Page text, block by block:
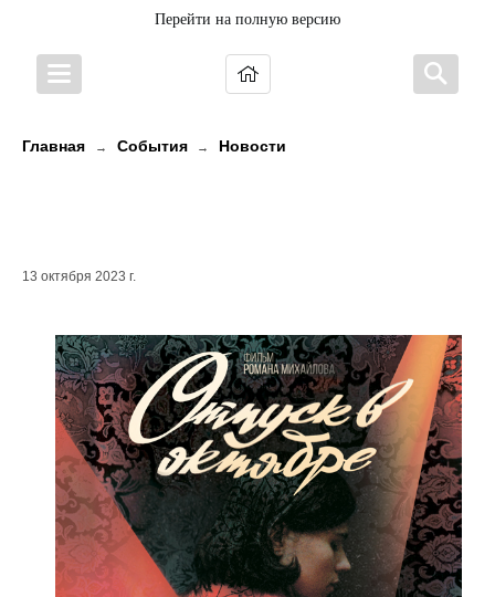
Перейти на полную версию
Главная → События → Новости
13 октября 2023 г.